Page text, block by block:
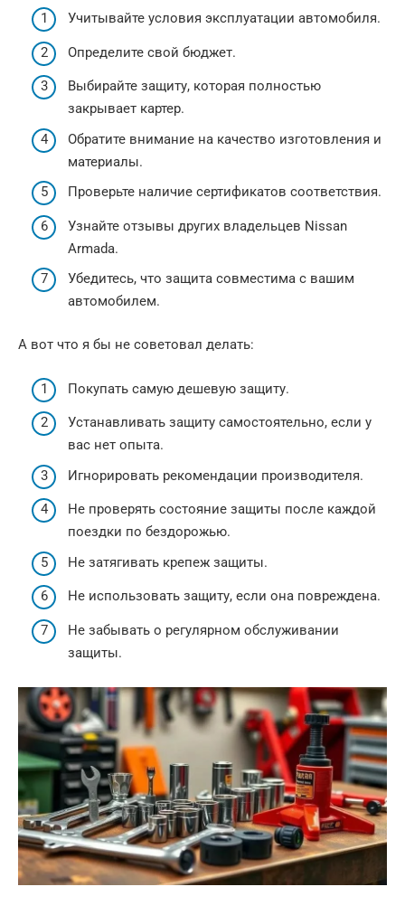
Учитывайте условия эксплуатации автомобиля.
Определите свой бюджет.
Выбирайте защиту, которая полностью
закрывает картер.
Обратите внимание на качество изготовления и
материалы.
Проверьте наличие сертификатов соответствия.
Узнайте отзывы других владельцев Nissan
Armada.
Убедитесь, что защита совместима с вашим
автомобилем.
А вот что я бы не советовал делать:
Покупать самую дешевую защиту.
Устанавливать защиту самостоятельно, если у
вас нет опыта.
Игнорировать рекомендации производителя.
Не проверять состояние защиты после каждой
поездки по бездорожью.
Не затягивать крепеж защиты.
Не использовать защиту, если она повреждена.
Не забывать о регулярном обслуживании
защиты.